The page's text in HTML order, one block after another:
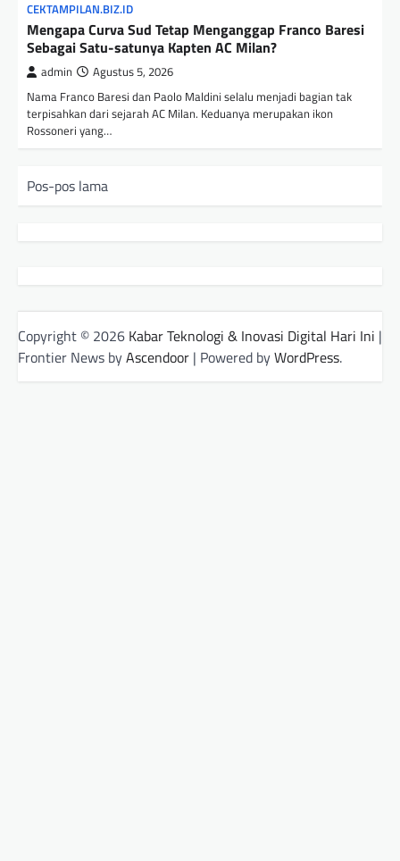
CEKTAMPILAN.BIZ.ID
Mengapa Curva Sud Tetap Menganggap Franco Baresi
Sebagai Satu-satunya Kapten AC Milan?
admin Agustus 5, 2026
Nama Franco Baresi dan Paolo Maldini selalu menjadi bagian tak
terpisahkan dari sejarah AC Milan. Keduanya merupakan ikon
Rossoneri yang…
N
a
v
g
a
s
Pos-pos lama
Copyright © 2026 Kabar Teknologi & Inovasi Digital Hari Ini |
Frontier News byAscendoor | Powered byWordPress.